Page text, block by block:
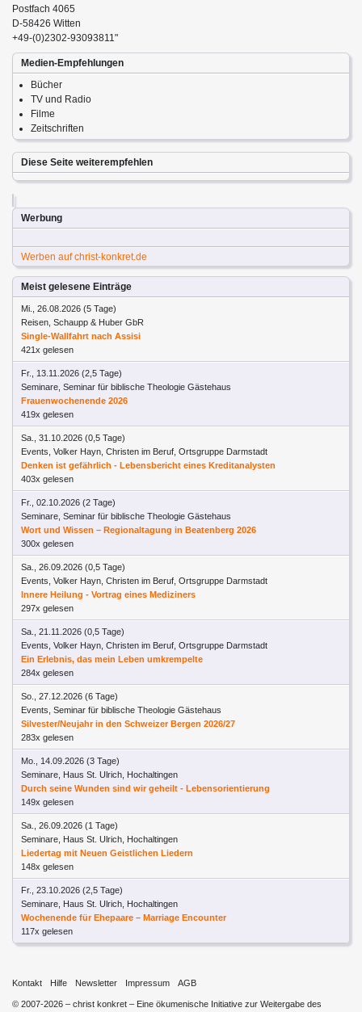
Postfach 4065
D-58426 Witten
+49-(0)2302-93093811"
Medien-Empfehlungen
Bücher
TV und Radio
Filme
Zeitschriften
Diese Seite weiterempfehlen
Werbung
Werben auf christ-konkret.de
Meist gelesene Einträge
Mi., 26.08.2026 (5 Tage)
Reisen, Schaupp & Huber GbR
Single-Wallfahrt nach Assisi
421x gelesen
Fr., 13.11.2026 (2,5 Tage)
Seminare, Seminar für biblische Theologie Gästehaus
Frauenwochenende 2026
419x gelesen
Sa., 31.10.2026 (0,5 Tage)
Events, Volker Hayn, Christen im Beruf, Ortsgruppe Darmstadt
Denken ist gefährlich - Lebensbericht eines Kreditanalysten
403x gelesen
Fr., 02.10.2026 (2 Tage)
Seminare, Seminar für biblische Theologie Gästehaus
Wort und Wissen – Regionaltagung in Beatenberg 2026
300x gelesen
Sa., 26.09.2026 (0,5 Tage)
Events, Volker Hayn, Christen im Beruf, Ortsgruppe Darmstadt
Innere Heilung - Vortrag eines Mediziners
297x gelesen
Sa., 21.11.2026 (0,5 Tage)
Events, Volker Hayn, Christen im Beruf, Ortsgruppe Darmstadt
Ein Erlebnis, das mein Leben umkrempelte
284x gelesen
So., 27.12.2026 (6 Tage)
Events, Seminar für biblische Theologie Gästehaus
Silvester/Neujahr in den Schweizer Bergen 2026/27
283x gelesen
Mo., 14.09.2026 (3 Tage)
Seminare, Haus St. Ulrich, Hochaltingen
Durch seine Wunden sind wir geheilt - Lebensorientierung
149x gelesen
Sa., 26.09.2026 (1 Tage)
Seminare, Haus St. Ulrich, Hochaltingen
Liedertag mit Neuen Geistlichen Liedern
148x gelesen
Fr., 23.10.2026 (2,5 Tage)
Seminare, Haus St. Ulrich, Hochaltingen
Wochenende für Ehepaare – Marriage Encounter
117x gelesen
Kontakt Hilfe Newsletter Impressum AGB
© 2007-2026 – christ konkret – Eine ökumenische Initiative zur Weitergabe des